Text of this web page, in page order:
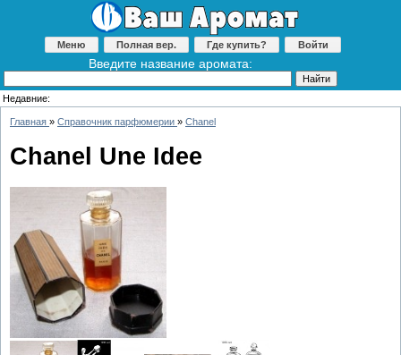
Меню Полная вер. Где купить? Войти
Введите название аромата:
Недавние:
Главная » Справочник парфюмерии » Chanel
Chanel Une Idee